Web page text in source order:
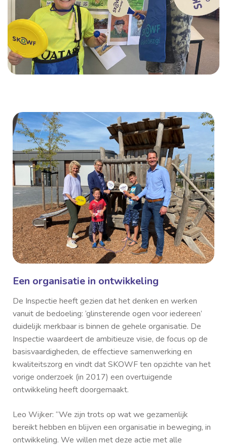
Een organisatie in ontwikkeling
De Inspectie heeft gezien dat het denken en werken
vanuit de bedoeling: ‘glinsterende ogen voor iedereen’
duidelijk merkbaar is binnen de gehele organisatie. De
Inspectie waardeert de ambitieuze visie, de focus op de
basisvaardigheden, de effectieve samenwerking en
kwaliteitszorg en vindt dat SKOWF ten opzichte van het
vorige onderzoek (in 2017) een overtuigende
ontwikkeling heeft doorgemaakt.
Leo Wijker: “We zijn trots op wat we gezamenlijk
bereikt hebben en blijven een organisatie in beweging, in
ontwikkeling. We willen met deze actie met alle